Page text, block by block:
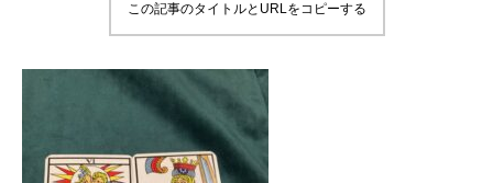
この記事のタイトルとURLをコピーする